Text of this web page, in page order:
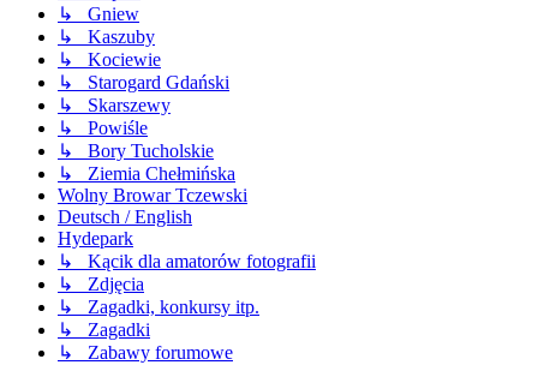
↳ Gniew
↳ Kaszuby
↳ Kociewie
↳ Starogard Gdański
↳ Skarszewy
↳ Powiśle
↳ Bory Tucholskie
↳ Ziemia Chełmińska
Wolny Browar Tczewski
Deutsch / English
Hydepark
↳ Kącik dla amatorów fotografii
↳ Zdjęcia
↳ Zagadki, konkursy itp.
↳ Zagadki
↳ Zabawy forumowe